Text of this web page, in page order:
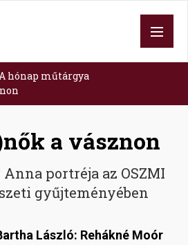
hónap műtárgya
a vásznon
portréja az OSZMI
gyűjteményében
László: Rehákné Moór